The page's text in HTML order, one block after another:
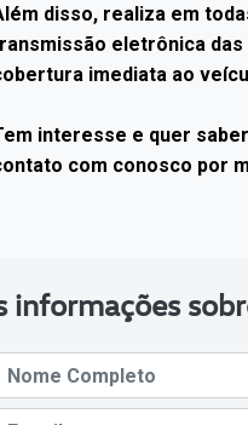
disso, realiza em
eletrônica
imediata ao
interesse e quer
com conosco por
informações